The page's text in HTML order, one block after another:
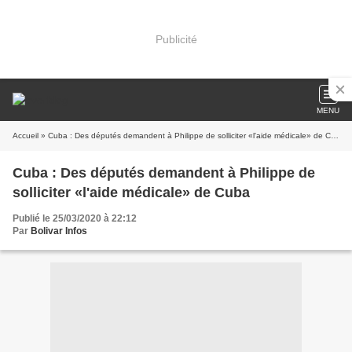
Publicité
MENU
Accueil » Cuba : Des députés demandent à Philippe de solliciter «l'aide médicale» de Cuba
Cuba : Des députés demandent à Philippe de
solliciter «l'aide médicale» de Cuba
Publié le 25/03/2020 à 22:12
Par Bolivar Infos